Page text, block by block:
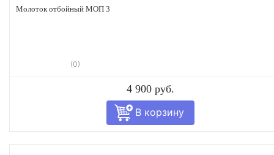
Молоток отбойный МОП 3
(0)
4 900 руб.